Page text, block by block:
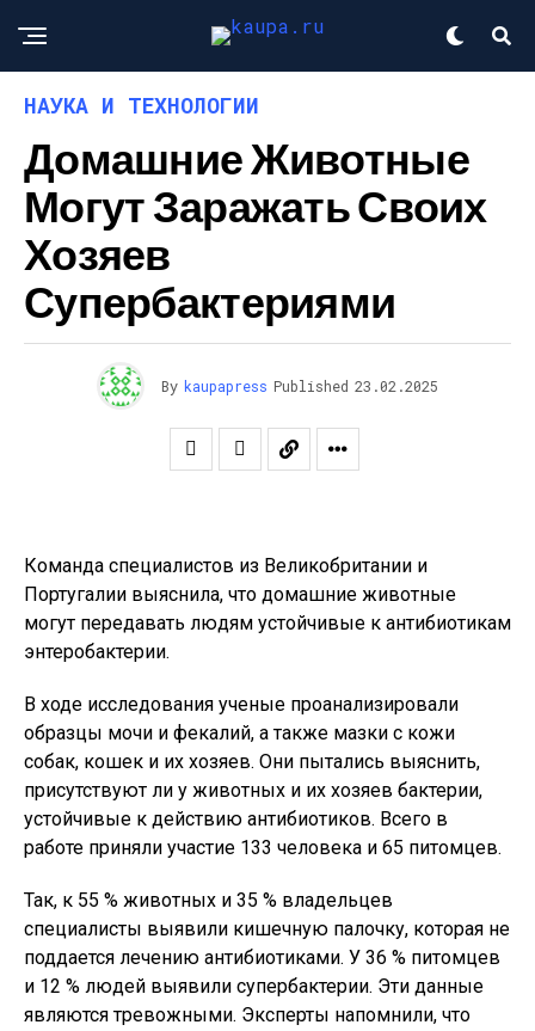
НАУКА И ТЕХНОЛОГИИ
Домашние Животные
Могут Заражать Своих
Хозяев
Супербактериями
By kaupapress Published 23.02.2025
Команда специалистов из Великобритании и
Португалии выяснила, что домашние животные
могут передавать людям устойчивые к антибиотикам
энтеробактерии.
В ходе исследования ученые проанализировали
образцы мочи и фекалий, а также мазки с кожи
собак, кошек и их хозяев. Они пытались выяснить,
присутствуют ли у животных и их хозяев бактерии,
устойчивые к действию антибиотиков. Всего в
работе приняли участие 133 человека и 65 питомцев.
Так, к 55 % животных и 35 % владельцев
специалисты выявили кишечную палочку, которая не
поддается лечению антибиотиками. У 36 % питомцев
и 12 % людей выявили супербактерии. Эти данные
являются тревожными. Эксперты напомнили, что